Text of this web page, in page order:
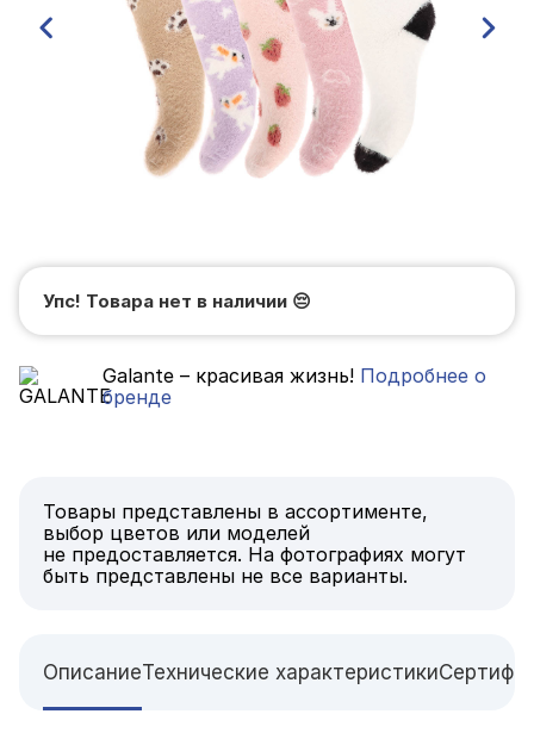
Упс! Товара нет в наличии 😔
Galante – красивая жизнь! Подробнее о
бренде
Товары представлены в ассортименте,
выбор цветов или моделей
не предоставляется. На фотографиях могут
быть представлены не все варианты.
ОписаниеТехнические характеристики